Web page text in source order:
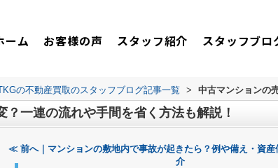
ーム お客様の声 スタッフ紹介 スタッフブロ
の不動産買取のスタッフブログ記事一覧 > 中古マンションの
一連の流れや手間を省く方法も解説！
≪ 前へ｜マンションの敷地内で事故が起きたら？例や備え・資産
介